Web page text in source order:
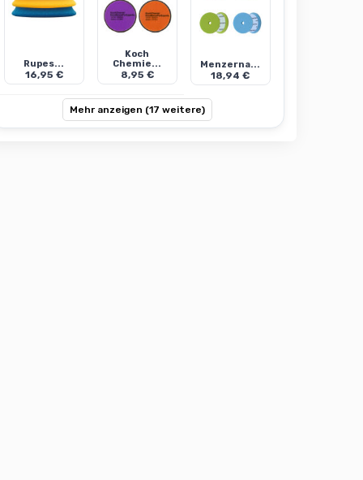
Rupes...
16,95 €
Koch
Chemie...
8,95 €
Menzerna...
18,94 €
Mehr anzeigen (17 weitere)